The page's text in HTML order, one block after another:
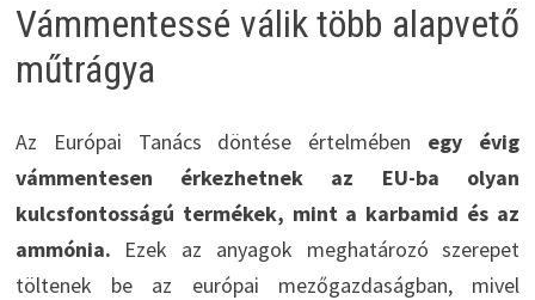
Vámmentessé válik több alapvető
műtrágya
Az Európai Tanács döntése értelmében egy évig
vámmentesen érkezhetnek az EU-ba olyan
kulcsfontosságú termékek, mint a karbamid és az
ammónia. Ezek az anyagok meghatározó szerepet
töltenek be az európai mezőgazdaságban, mivel